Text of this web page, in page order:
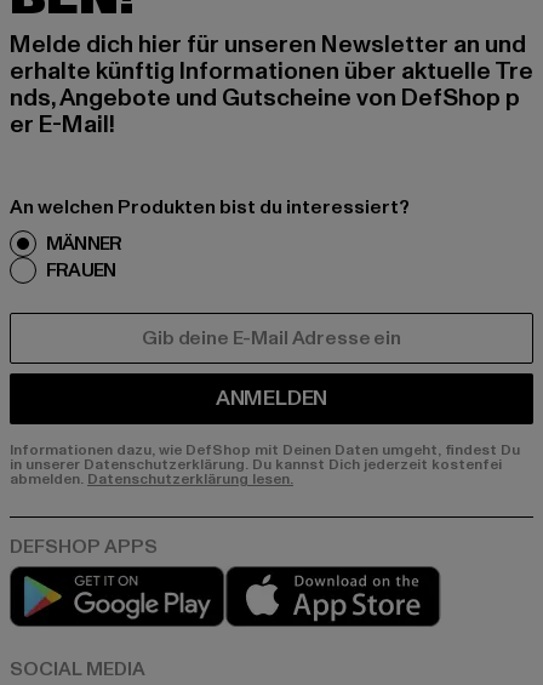
Melde dich hier für unseren Newsletter an und
erhalte künftig Informationen über aktuelle Tre
nds, Angebote und Gutscheine von DefShop p
er E-Mail!
An welchen Produkten bist du interessiert?
MÄNNER
FRAUEN
ANMELDEN
Informationen dazu, wie DefShop mit Deinen Daten umgeht, findest Du
in unserer Datenschutzerklärung. Du kannst Dich jederzeit kostenfei
abmelden. Datenschutzerklärung lesen.
Play market